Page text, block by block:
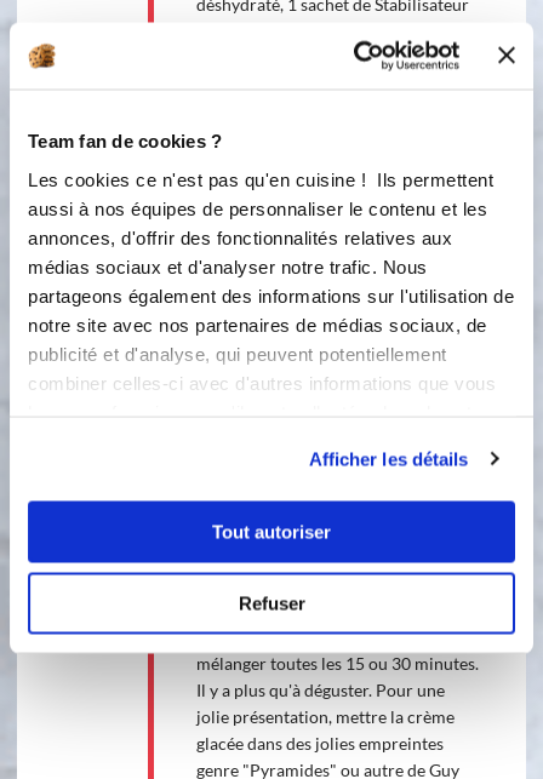
Team fan de cookies ?
Les cookies ce n'est pas qu'en cuisine ! Ils permettent
aussi à nos équipes de personnaliser le contenu et les
annonces, d'offrir des fonctionnalités relatives aux
médias sociaux et d'analyser notre trafic. Nous
partageons également des informations sur l'utilisation de
notre site avec nos partenaires de médias sociaux, de
publicité et d'analyse, qui peuvent potentiellement
combiner celles-ci avec d'autres informations que vous
Afficher les détails
Tout autoriser
Refuser
déshydraté, 1 sachet de Stabilisateur
préalable. Suivre l'étape 30 secondes
3
Verser 500g de crème fraîche 35 %
MG et suivre l'étape 1 minute Vitesse
4
1min 4
4
Verser dans les pots de la glacière (la
600g chacun) et procéder à la
pour moi). Verser la préparation dans
des récipients adaptés pour la
adaptés pour la congélation. Les
placer au congélateur en veillant à
mélanger toutes les 15 ou 30 minutes.
Il y a plus qu'à déguster. Pour une
jolie présentation, mettre la crème
glacée dans des jolies empreintes
genre "Pyramides" ou autre de Guy